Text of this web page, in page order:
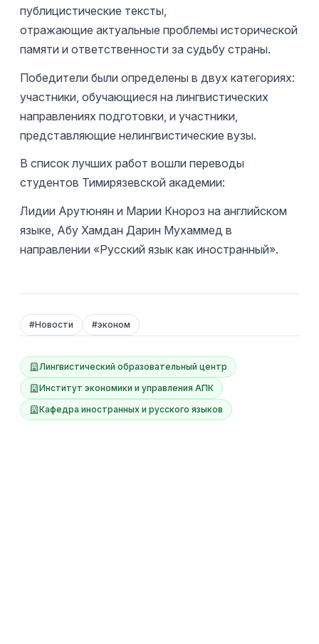
публицистические тексты,
отражающие актуальные проблемы исторической
памяти и ответственности за судьбу страны.
Победители были определены в двух категориях:
участники, обучающиеся на лингвистических
направлениях подготовки, и участники,
представляющие нелингвистические вузы.
В список лучших работ вошли переводы
студентов Тимирязевской академии:
Лидии Арутюнян и Марии Кнороз на английском
языке, Абу Хамдан Дарин Мухаммед в
направлении «Русский язык как иностранный».
#Новости #эконом
Лингвистический образовательный центр
Институт экономики и управления АПК
Кафедра иностранных и русского языков